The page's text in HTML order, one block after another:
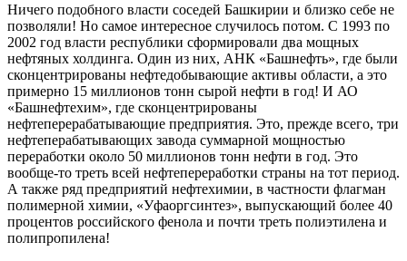
Ничего подобного власти соседей Башкирии и близко себе не
позволяли! Но самое интересное случилось потом. С 1993 по
2002 год власти республики сформировали два мощных
нефтяных холдинга. Один из них, АНК «Башнефть», где были
сконцентрированы нефтедобывающие активы области, а это
примерно 15 миллионов тонн сырой нефти в год! И АО
«Башнефтехим», где сконцентрированы
нефтеперерабатывающие предприятия. Это, прежде всего, три
нефтеперабатывающих завода суммарной мощностью
переработки около 50 миллионов тонн нефти в год. Это
вообще-то треть всей нефтепереработки страны на тот период.
А также ряд предприятий нефтехимии, в частности флагман
полимерной химии, «Уфаоргсинтез», выпускающий более 40
процентов российского фенола и почти треть полиэтилена и
полипропилена!